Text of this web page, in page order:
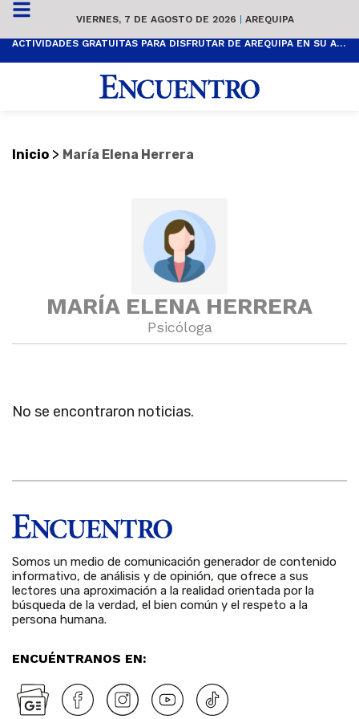
VIERNES, 7 DE AGOSTO DE 2026 | AREQUIPA
ACTIVIDADES GRATUITAS PARA DISFRUTAR DE AREQUIPA EN SU ANIVERSARIO
Inicio > María Elena Herrera
MARÍA ELENA HERRERA
Psicóloga
No se encontraron noticias.
Somos un medio de comunicación generador de contenido
informativo, de análisis y de opinión, que ofrece a sus
lectores una aproximación a la realidad orientada por la
búsqueda de la verdad, el bien común y el respeto a la
persona humana.
ENCUÉNTRANOS EN: